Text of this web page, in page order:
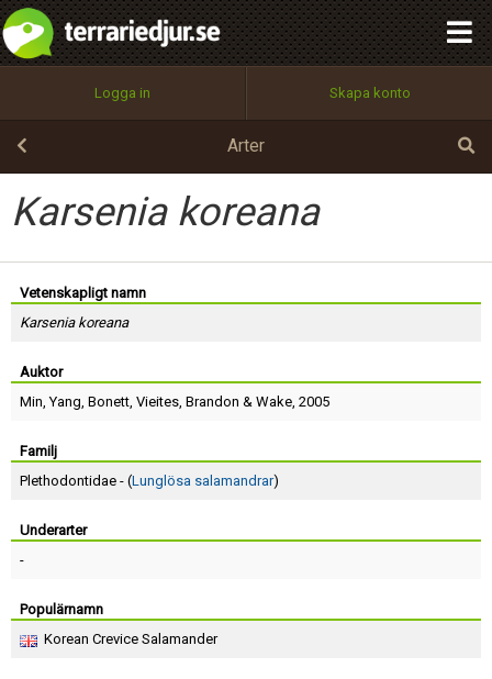
Logga in Skapa konto
Arter
Karsenia koreana
Vetenskapligt namn
Karsenia koreana
Auktor
Min,Yang, Bonett, Vieites, Brandon & Wake, 2005
Familj
Plethodontidae - (Lunglösa salamandrar)
Underarter
-
Populärnamn
Korean Crevice Salamander
Utför
100%
OK
integritetspolicy
Namn:
Epost:
Lösenord:
Terms of Service
Skapa konto
Begär nytt lösenord
Tillbaka till förstasidan